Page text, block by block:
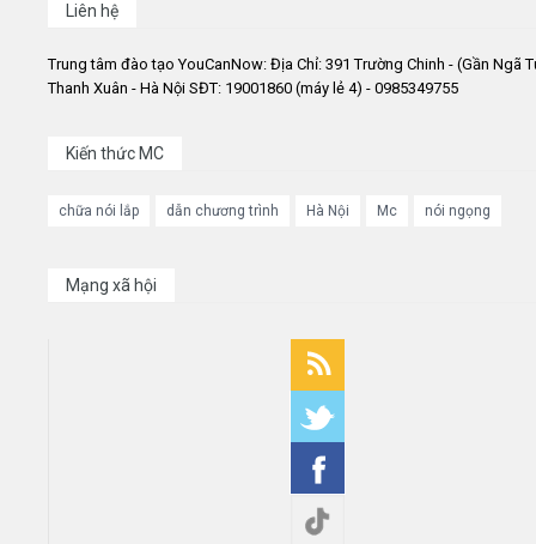
Liên hệ
Trung tâm đào tạo YouCanNow: Địa Chỉ: 391 Trường Chinh - (Gần Ngã
Thanh Xuân - Hà Nội SĐT: 19001860 (máy lẻ 4) - 0985349755
Kiến thức MC
chữa nói lắp dẫn chương trình Hà Nội Mc nói ngọng
Mạng xã hội